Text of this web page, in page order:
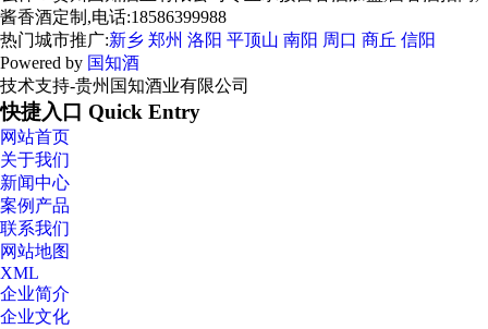
酱香酒定制,电话:18586399988
热门城市推广:新乡 郑州 洛阳 平顶山 南阳 周口 商丘 信阳
Powered by 国知酒
技术支持-贵州国知酒业有限公司
快捷入口 Quick Entry
网站首页
关于我们
新闻中心
案例产品
联系我们
网站地图
XML
企业简介
企业文化